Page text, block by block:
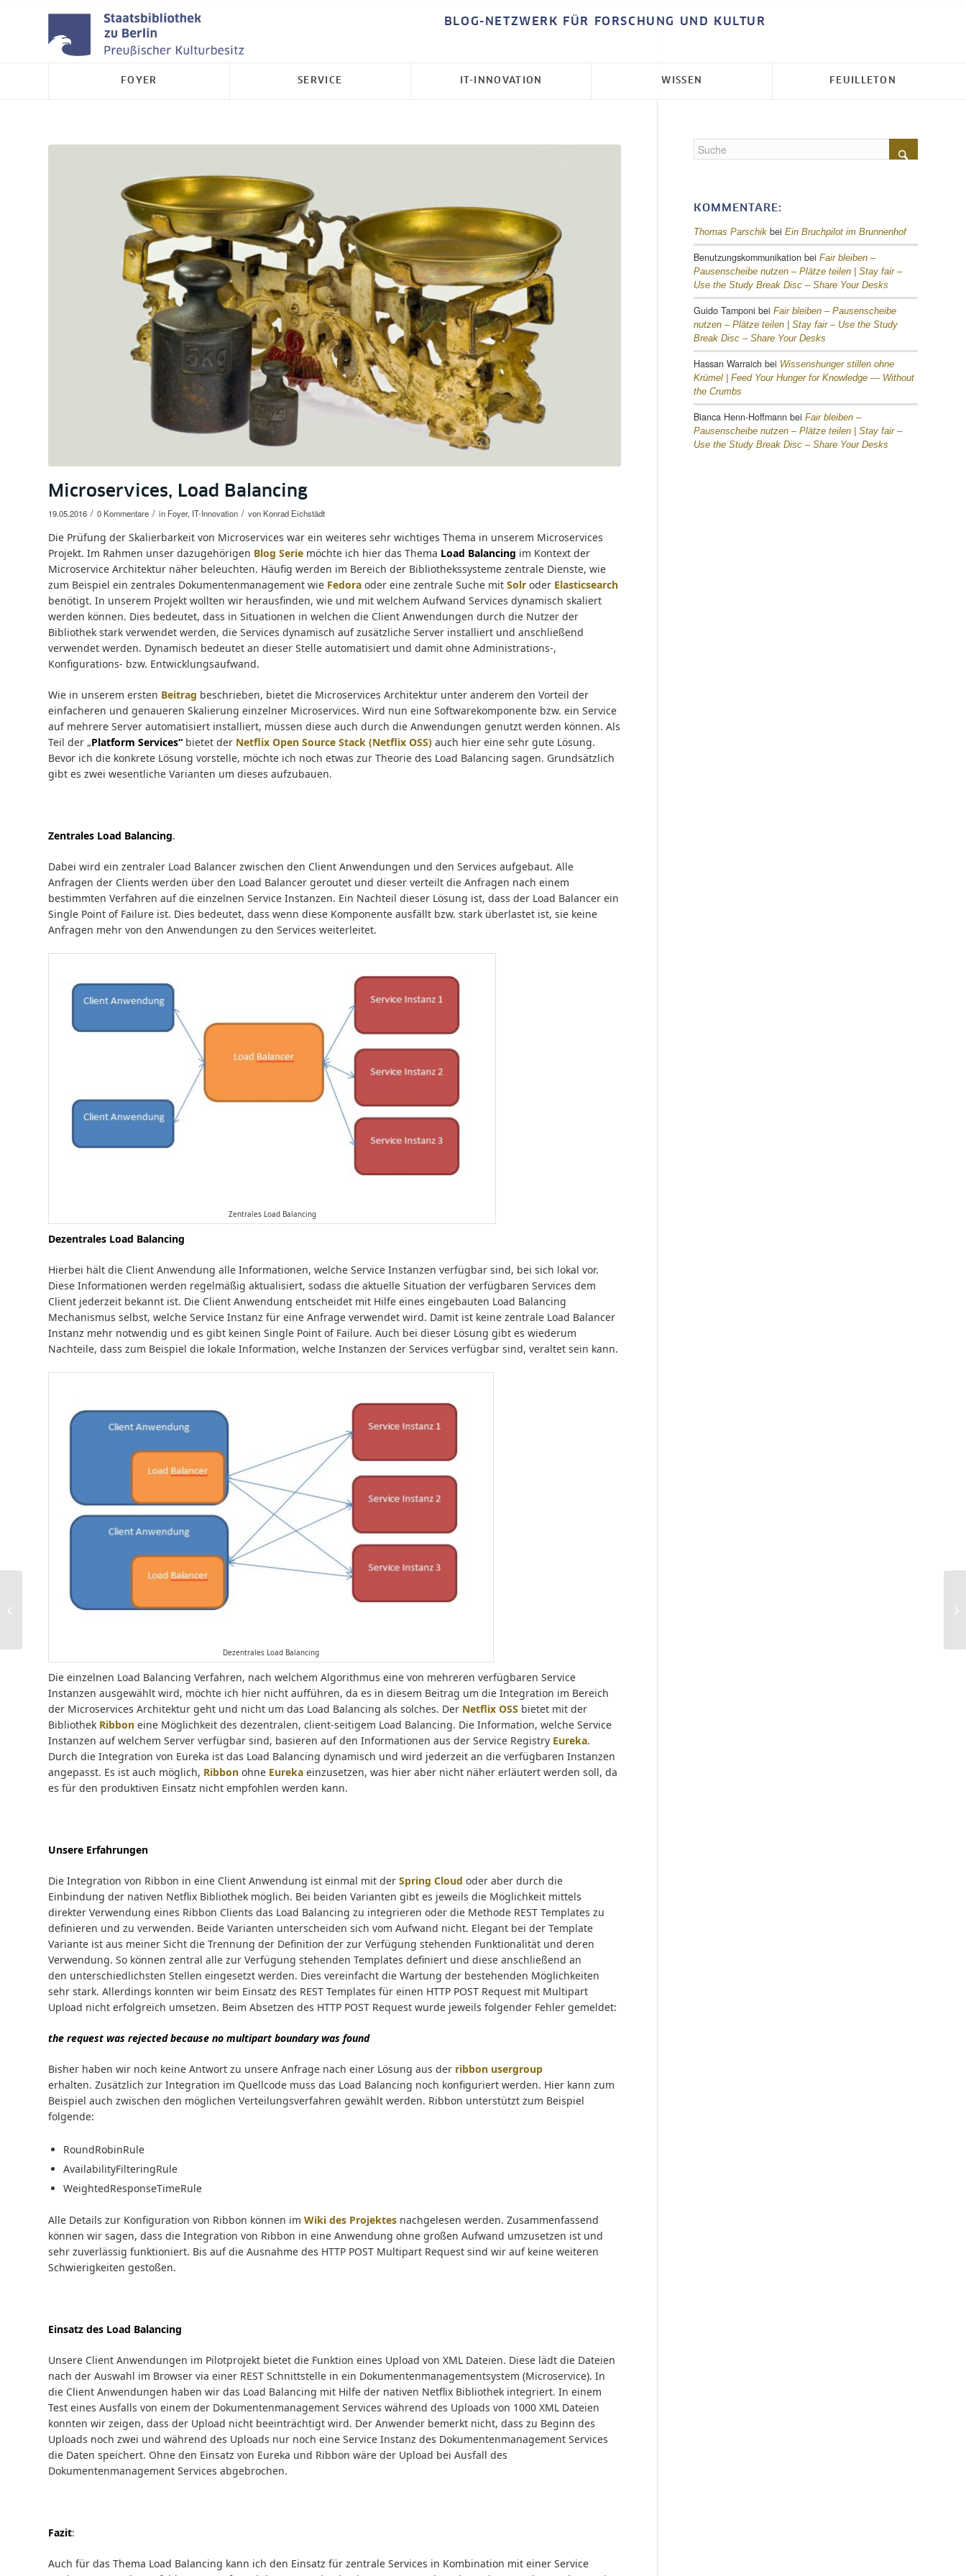
BLOG-NETZWERK FÜR FORSCHUNG UND KULTUR
FOYER SERVICE IT-INNOVATION WISSEN FEUILLETON
Microservices, Load Balancing
19.05.2016 / 0 Kommentare / in Foyer, IT-Innovation / von Konrad Eichstädt
Die Prüfung der Skalierbarkeit von Microservices war ein weiteres sehr wichtiges Thema in unserem Microservices
Projekt. Im Rahmen unser dazugehörigen Blog Serie möchte ich hier das Thema Load Balancing im Kontext der
Microservice Architektur näher beleuchten. Häufig werden im Bereich der Bibliothekssysteme zentrale Dienste, wie
zum Beispiel ein zentrales Dokumentenmanagement wie Fedora oder eine zentrale Suche mit Solr oder Elasticsearch
benötigt. In unserem Projekt wollten wir herausfinden, wie und mit welchem Aufwand Services dynamisch skaliert
werden können. Dies bedeutet, dass in Situationen in welchen die Client Anwendungen durch die Nutzer der
Bibliothek stark verwendet werden, die Services dynamisch auf zusätzliche Server installiert und anschließend
verwendet werden. Dynamisch bedeutet an dieser Stelle automatisiert und damit ohne Administrations-,
Konfigurations- bzw. Entwicklungsaufwand.
Wie in unserem ersten Beitrag beschrieben, bietet die Microservices Architektur unter anderem den Vorteil der
einfacheren und genaueren Skalierung einzelner Microservices. Wird nun eine Softwarekomponente bzw. ein Service
auf mehrere Server automatisiert installiert, müssen diese auch durch die Anwendungen genutzt werden können. Als
Teil der „Platform Services“ bietet der Netflix Open Source Stack (Netflix OSS) auch hier eine sehr gute Lösung.
Bevor ich die konkrete Lösung vorstelle, möchte ich noch etwas zur Theorie des Load Balancing sagen. Grundsätzlich
gibt es zwei wesentliche Varianten um dieses aufzubauen.
Zentrales Load Balancing.
Dabei wird ein zentraler Load Balancer zwischen den Client Anwendungen und den Services aufgebaut. Alle
Anfragen der Clients werden über den Load Balancer geroutet und dieser verteilt die Anfragen nach einem
bestimmten Verfahren auf die einzelnen Service Instanzen. Ein Nachteil dieser Lösung ist, dass der Load Balancer ein
Single Point of Failure ist. Dies bedeutet, dass wenn diese Komponente ausfällt bzw. stark überlastet ist, sie keine
Anfragen mehr von den Anwendungen zu den Services weiterleitet.
Zentrales Load Balancing
Dezentrales Load Balancing
Hierbei hält die Client Anwendung alle Informationen, welche Service Instanzen verfügbar sind, bei sich lokal vor.
Diese Informationen werden regelmäßig aktualisiert, sodass die aktuelle Situation der verfügbaren Services dem
Client jederzeit bekannt ist. Die Client Anwendung entscheidet mit Hilfe eines eingebauten Load Balancing
Mechanismus selbst, welche Service Instanz für eine Anfrage verwendet wird. Damit ist keine zentrale Load Balancer
Instanz mehr notwendig und es gibt keinen Single Point of Failure. Auch bei dieser Lösung gibt es wiederum
Nachteile, dass zum Beispiel die lokale Information, welche Instanzen der Services verfügbar sind, veraltet sein kann.
Dezentrales Load Balancing
Die einzelnen Load Balancing Verfahren, nach welchem Algorithmus eine von mehreren verfügbaren Service
Instanzen ausgewählt wird, möchte ich hier nicht aufführen, da es in diesem Beitrag um die Integration im Bereich
der Microservices Architektur geht und nicht um das Load Balancing als solches. Der Netflix OSS bietet mit der
Bibliothek Ribbon eine Möglichkeit des dezentralen, client-seitigem Load Balancing. Die Information, welche Service
Instanzen auf welchem Server verfügbar sind, basieren auf den Informationen aus der Service Registry Eureka.
Durch die Integration von Eureka ist das Load Balancing dynamisch und wird jederzeit an die verfügbaren Instanzen
angepasst. Es ist auch möglich, Ribbon ohne Eureka einzusetzen, was hier aber nicht näher erläutert werden soll, da
es für den produktiven Einsatz nicht empfohlen werden kann.
Unsere Erfahrungen
Die Integration von Ribbon in eine Client Anwendung ist einmal mit der Spring Cloud oder aber durch die
Einbindung der nativen Netflix Bibliothek möglich. Bei beiden Varianten gibt es jeweils die Möglichkeit mittels
direkter Verwendung eines Ribbon Clients das Load Balancing zu integrieren oder die Methode REST Templates zu
definieren und zu verwenden. Beide Varianten unterscheiden sich vom Aufwand nicht. Elegant bei der Template
Variante ist aus meiner Sicht die Trennung der Definition der zur Verfügung stehenden Funktionalität und deren
Verwendung. So können zentral alle zur Verfügung stehenden Templates definiert und diese anschließend an
den unterschiedlichsten Stellen eingesetzt werden. Dies vereinfacht die Wartung der bestehenden Möglichkeiten
sehr stark. Allerdings konnten wir beim Einsatz des REST Templates für einen HTTP POST Request mit Multipart
Upload nicht erfolgreich umsetzen. Beim Absetzen des HTTP POST Request wurde jeweils folgender Fehler gemeldet:
the request was rejected because no multipart boundary was found
Bisher haben wir noch keine Antwort zu unsere Anfrage nach einer Lösung aus der ribbon usergroup
erhalten. Zusätzlich zur Integration im Quellcode muss das Load Balancing noch konfiguriert werden. Hier kann zum
Beispiel auch zwischen den möglichen Verteilungsverfahren gewählt werden. Ribbon unterstützt zum Beispiel
folgende:
RoundRobinRule
AvailabilityFilteringRule
WeightedResponseTimeRule
Alle Details zur Konfiguration von Ribbon können im Wiki des Projektes nachgelesen werden. Zusammenfassend
können wir sagen, dass die Integration von Ribbon in eine Anwendung ohne großen Aufwand umzusetzen ist und
sehr zuverlässig funktioniert. Bis auf die Ausnahme des HTTP POST Multipart Request sind wir auf keine weiteren
Schwierigkeiten gestoßen.
Einsatz des Load Balancing
Unsere Client Anwendungen im Pilotprojekt bietet die Funktion eines Upload von XML Dateien. Diese lädt die Dateien
nach der Auswahl im Browser via einer REST Schnittstelle in ein Dokumentenmanagementsystem (Microservice). In
die Client Anwendungen haben wir das Load Balancing mit Hilfe der nativen Netflix Bibliothek integriert. In einem
Test eines Ausfalls von einem der Dokumentenmanagement Services während des Uploads von 1000 XML Dateien
konnten wir zeigen, dass der Upload nicht beeinträchtigt wird. Der Anwender bemerkt nicht, dass zu Beginn des
Uploads noch zwei und während des Uploads nur noch eine Service Instanz des Dokumentenmanagement Services
die Daten speichert. Ohne den Einsatz von Eureka und Ribbon wäre der Upload bei Ausfall des
Dokumentenmanagement Services abgebrochen.
Fazit:
Auch für das Thema Load Balancing kann ich den Einsatz für zentrale Services in Kombination mit einer Service
KOMMENTARE:
Thomas Parschik bei Ein Bruchpilot im Brunnenhof
Benutzungskommunikation bei Fair bleiben –
Pausenscheibe nutzen – Plätze teilen | Stay fair –
Use the Study Break Disc – Share Your Desks
Guido Tamponi bei Fair bleiben – Pausenscheibe
nutzen – Plätze teilen | Stay fair – Use the Study
Break Disc – Share Your Desks
Hassan Warraich bei Wissenshunger stillen ohne
Krümel | Feed Your Hunger for Knowledge — Without
the Crumbs
Bianca Henn-Hoffmann bei Fair bleiben –
Pausenscheibe nutzen – Plätze teilen | Stay fair –
Use the Study Break Disc – Share Your Desks
Zukunft: Edition Topoi